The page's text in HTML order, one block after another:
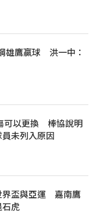
雄鷹贏球 洪一中：
可以更換 棒協說明
未列入原因
界盃與亞運 嘉南鷹
石虎